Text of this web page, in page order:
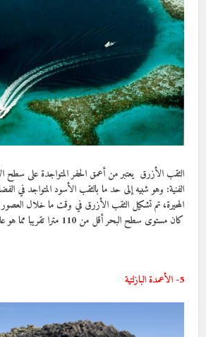
الثقب الأزرق يعتبر من أعمق الحفر المتواجدة على سطح
الفنية: وهو شبيه إلى حد ما بالثقب الأسود المتواجد في
المحيرة، تم تشكيل الثقب الأزرق في وقت ما خلال العصور
كان مستوى سطح البحر أقل من 110 مترا تقريبا مما هو عليه اليوم.
5- الأعمدة البازلتية